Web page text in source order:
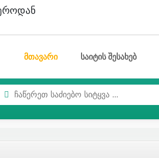
მთავარი საიტის შესახებ